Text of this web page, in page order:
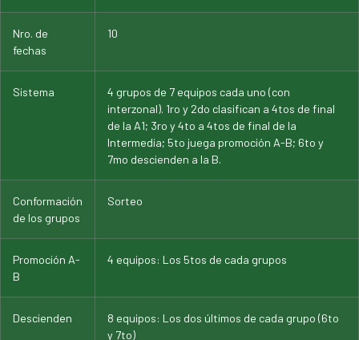
Nro. de
fechas
10
Sistema
4 grupos de 7 equipos cada uno (con
interzonal). 1ro y 2do clasifican a 4tos de final
de la A1; 3ro y 4to a 4tos de final de la
Intermedia; 5to juega promoción A-B; 6to y
7mo descienden a la B.
Conformación
de los grupos
Sorteo
Promoción A-
B
4 equipos: Los 5tos de cada grupos
Descienden
8 equipos: Los dos últimos de cada grupo (6to
y 7to)